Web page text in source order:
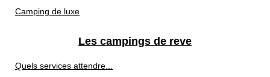
Camping de luxe
Les campings de reve
Quels services attendre...